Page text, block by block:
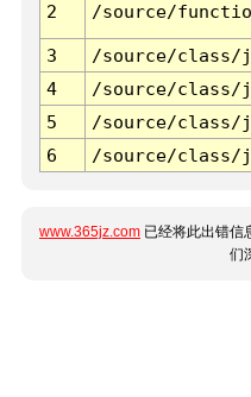
2 /source/
3 /source/class/
4
/source/class/
5
/source/class/
6
/source/class/
www.365jz.com 已经将此出错信
们